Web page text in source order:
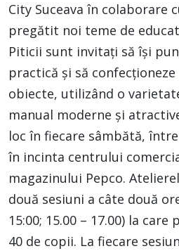
City Suceava în colaborare
pregătit noi teme de
Piticii sunt invitați să își
practică și să
obiecte, utilizând o
manual moderne și
loc în fiecare sâmbătă, între
în incinta centrului
magazinului Pepco.
două sesiuni a câte două
15:00; 15.00 – 17.00) la
40 de copii. La fiecare